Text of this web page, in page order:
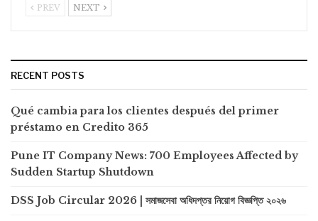
PREV NEXT
RECENT POSTS
Qué cambia para los clientes después del primer
préstamo en Credito 365
Pune IT Company News: 700 Employees Affected by
Sudden Startup Shutdown
DSS Job Circular 2026 | সমাজসেবা অধিদপ্তর নিয়োগ বিজ্ঞপ্তি ২০২৬